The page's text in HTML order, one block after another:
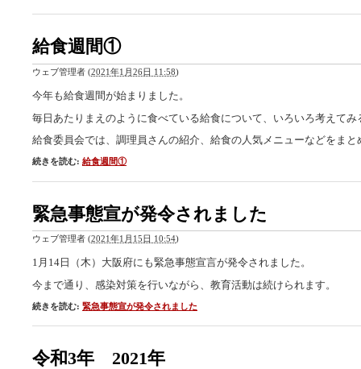
給食週間①
ウェブ管理者 (2021年1月26日 11:58)
今年も給食週間が始まりました。
毎日あたりまえのように食べている給食について、いろいろ考えてみ
給食委員会では、調理員さんの紹介、給食の人気メニューなどをま
続きを読む: 給食週間①
緊急事態宣が発令されました
ウェブ管理者 (2021年1月15日 10:54)
1月14日（木）大阪府にも緊急事態宣言が発令されました。
今まで通り、感染対策を行いながら、教育活動は続けられます。
続きを読む: 緊急事態宣が発令されました
令和3年 2021年